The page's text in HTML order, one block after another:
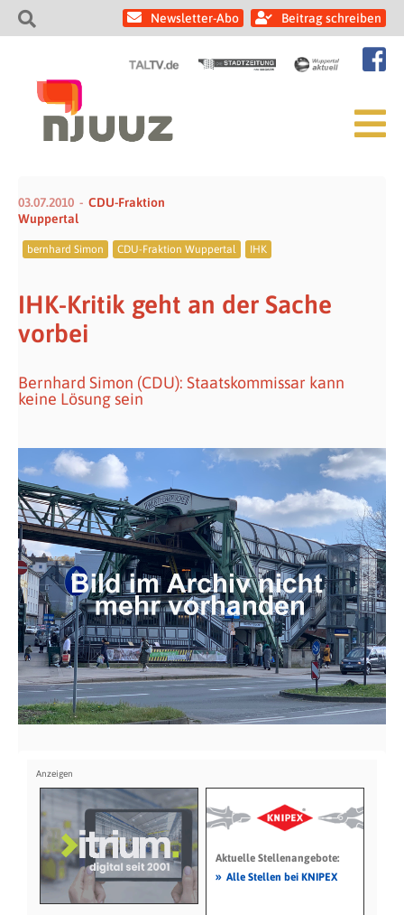
Newsletter-Abo Beitrag schreiben
03.07.2010
CDU-Fraktion
Wuppertal
bernhard Simon CDU-Fraktion Wuppertal IHK
IHK-Kritik geht an der Sache
vorbei
Bernhard Simon (CDU): Staatskommissar kann
keine Lösung sein
Aktuelle Stellenangebote:
» Alle Stellen bei KNIPEX